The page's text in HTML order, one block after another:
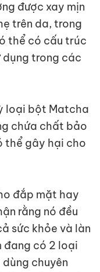
được xay mịn
trên da, trong
thể có cấu trúc
dụng trong các
loại bột Matcha
chứa chất bảo
thể gây hại cho
đắp mặt hay
rằng nó đều
sức khỏe và làn
đang có 2 loại
chuyên